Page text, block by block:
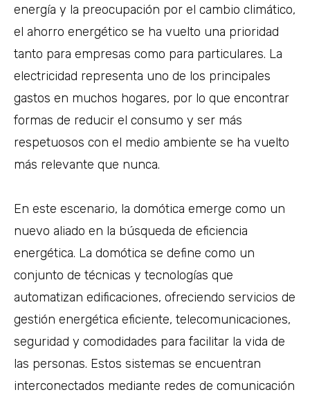
energía y la preocupación por el cambio climático,
el ahorro energético se ha vuelto una prioridad
tanto para empresas como para particulares. La
electricidad representa uno de los principales
gastos en muchos hogares, por lo que encontrar
formas de reducir el consumo y ser más
respetuosos con el medio ambiente se ha vuelto
más relevante que nunca.
En este escenario, la domótica emerge como un
nuevo aliado en la búsqueda de eficiencia
energética. La domótica se define como un
conjunto de técnicas y tecnologías que
automatizan edificaciones, ofreciendo servicios de
gestión energética eficiente, telecomunicaciones,
seguridad y comodidades para facilitar la vida de
las personas. Estos sistemas se encuentran
interconectados mediante redes de comunicación